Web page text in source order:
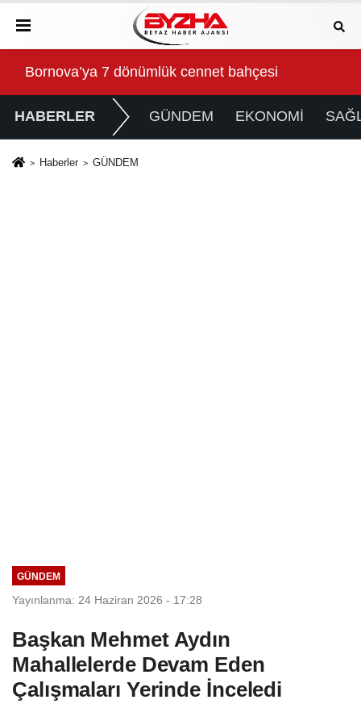
Gökeyüp Mahallesi'nin Su Sorunu Çözüme
HABERLER GÜNDEM EKONOMİ
Haberler GÜNDEM
GÜNDEM
Yayınlanma: 24 Haziran 2026 - 17:28
Başkan Mehmet Aydın
Mahallelerde Devam Eden
Çalışmaları Yerinde İnceledi